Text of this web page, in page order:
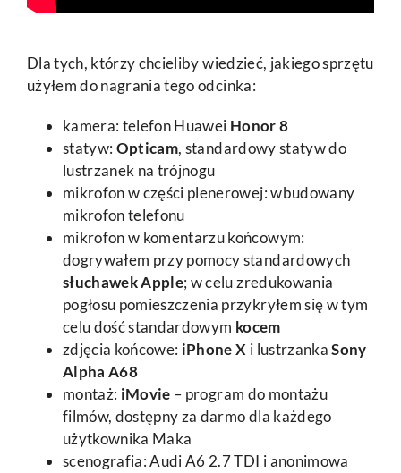
Dla tych, którzy chcieliby wiedzieć, jakiego sprzętu
użyłem do nagrania tego odcinka:
kamera: telefon Huawei Honor 8
statyw: Opticam, standardowy statyw do
lustrzanek na trójnogu
mikrofon w części plenerowej: wbudowany
mikrofon telefonu
mikrofon w komentarzu końcowym:
dogrywałem przy pomocy standardowych
słuchawek Apple; w celu zredukowania
pogłosu pomieszczenia przykryłem się w tym
celu dość standardowym kocem
zdjęcia końcowe: iPhone X i lustrzankaSony
Alpha A68
montaż: iMovie – program do montażu
filmów, dostępny za darmo dla każdego
użytkownika Maka
scenografia: Audi A6 2.7 TDI i anonimowa